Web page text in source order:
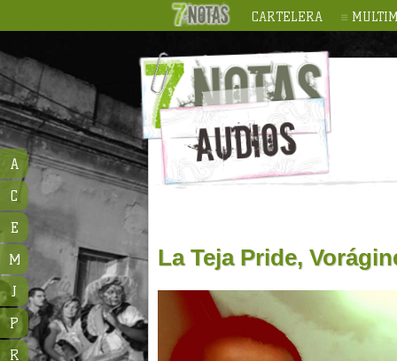
CARTELERA
La Teja Pride,
A
C
E
M
J
P
R